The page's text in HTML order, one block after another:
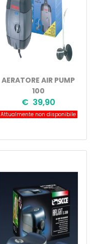
AERATORE AIR PUMP
100
€ 39,90
Attualmente non disponibile